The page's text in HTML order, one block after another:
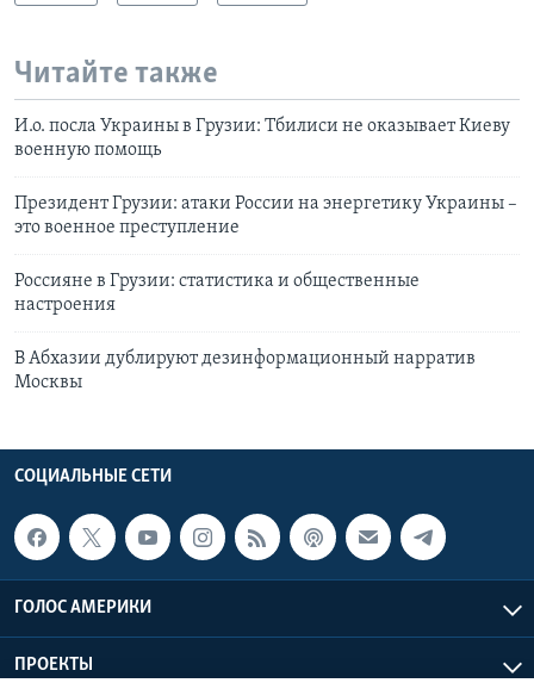
Читайте также
И.о. посла Украины в Грузии: Тбилиси не оказывает Киеву
военную помощь
Президент Грузии: атаки России на энергетику Украины –
это военное преступление
Россияне в Грузии: статистика и общественные
настроения
В Абхазии дублируют дезинформационный нарратив
Москвы
СОЦИАЛЬНЫЕ СЕТИ
ГОЛОС АМЕРИКИ
ПРОЕКТЫ